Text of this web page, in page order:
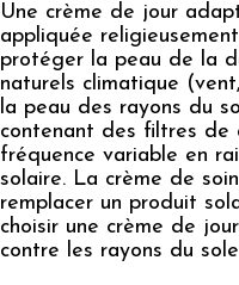
Une crème de jour
appliquée
protéger la peau de la
naturels climatique
la peau des rayons du
contenant des filtres de
fréquence variable en
solaire. La crème de
remplacer un produit
choisir une crème de
contre les rayons du